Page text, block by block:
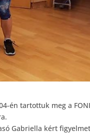
én tartottuk meg a
Gabriella kért